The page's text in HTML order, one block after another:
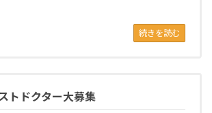
続きを読む
トドクター大募集